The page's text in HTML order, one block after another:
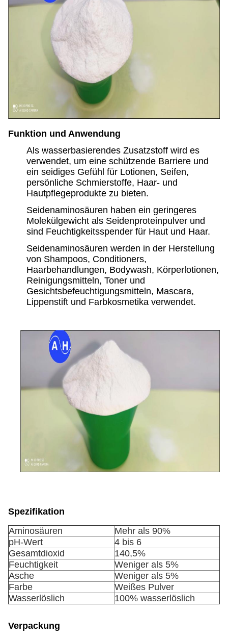
Funktion und Anwendung
Als wasserbasierendes Zusatzstoff wird es
verwendet, um eine schützende Barriere und
ein seidiges Gefühl für Lotionen, Seifen,
persönliche Schmierstoffe, Haar- und
Hautpflegeprodukte zu bieten.
Seidenaminosäuren haben ein geringeres
Molekülgewicht als Seidenproteinpulver und
sind Feuchtigkeitsspender für Haut und Haar.
Seidenaminosäuren werden in der Herstellung
von Shampoos, Conditioners,
Haarbehandlungen, Bodywash, Körperlotionen,
Reinigungsmitteln, Toner und
Gesichtsbefeuchtigungsmitteln, Mascara,
Lippenstift und Farbkosmetika verwendet.
Spezifikation
Aminosäuren
Mehr als 90%
pH-Wert
4 bis 6
Gesamtdioxid
140,5%
Feuchtigkeit
Weniger als 5%
Asche
Weniger als 5%
Farbe
Weißes Pulver
Wasserlöslich
100% wasserlöslich
Verpackung